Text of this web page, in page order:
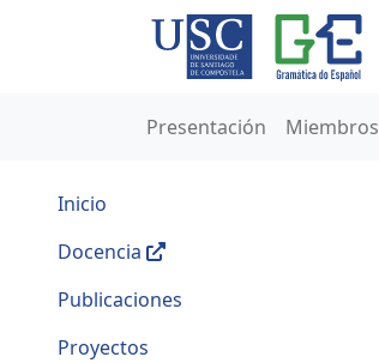
Presentación Miembros
Inicio
Docencia
Publicaciones
Proyectos